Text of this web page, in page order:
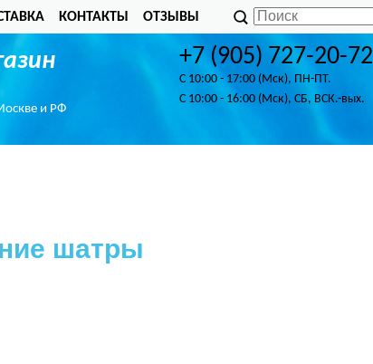
КОНТАКТЫ ОТЗЫВЫ
и РФ
+7 (905) 727-20-72
C 10:00 - 17:00 (Мск), ПН-ПТ.
C 10:00 - 16:00 (Мск), СБ, ВСК.-вых.
шатры